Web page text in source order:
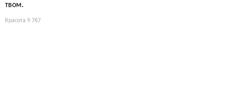
твом.
Красота 9 767